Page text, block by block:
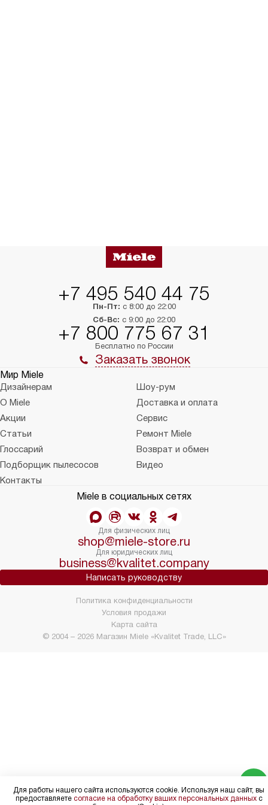
+7 495 540 44 75
Пн-Пт: с 8:00 до 22:00
Сб-Вс: с 9:00 до 22:00
+7 800 775 67 31
Бесплатно по России
Заказать звонок
Мир Miele
Дизайнерам
Шоу-рум
О Miele
Доставка и оплата
Акции
Сервис
Статьи
Ремонт Miele
Глоссарий
Возврат и обмен
Подборщик пылесосов
Видео
Контакты
Miele в социальных сетях
Для физических лиц
shop@miele-store.ru
Для юридических лиц
business@kvalitet.company
Написать руководству
© 2004 – 2026 Магазин Miele «Kvalitet Trade, LLC»
Политика конфиденциальности
Условия продажи
Карта сайта
Для работы нашего сайта используются cookie. Используя наш сайт, вы
предоставляете согласие на обработку ваших персональных данныхс